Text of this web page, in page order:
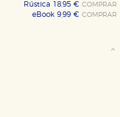
Rústica 18,95 €COMPRAR
eBook 9,99 €COMPRAR